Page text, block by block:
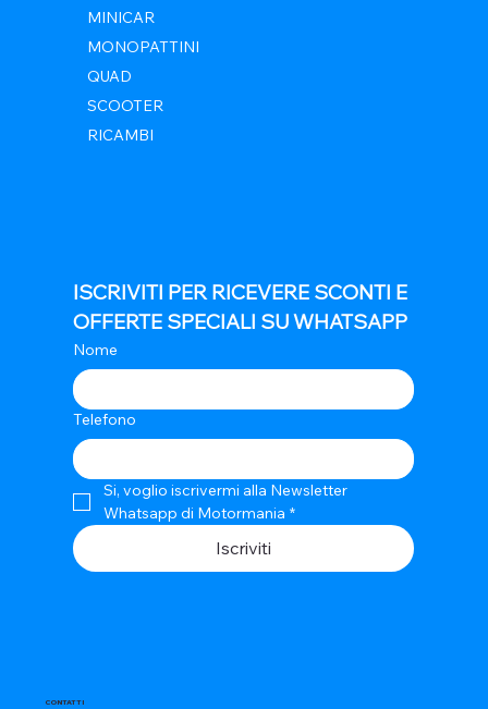
MINICAR
MONOPATTINI
QUAD
SCOOTER
RICAMBI
CONTATTI
ISCRIVITI PER RICEVERE SCONTI E
OFFERTE SPECIALI SU WHATSAPP
Nome
Telefono
Si, voglio iscrivermi alla Newsletter
Whatsapp di Motormania *
Iscriviti